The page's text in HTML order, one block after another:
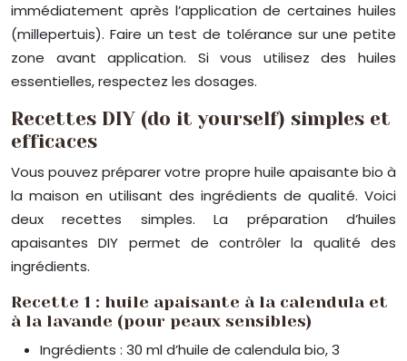
immédiatement après l’application de certaines huiles
(millepertuis). Faire un test de tolérance sur une petite
zone avant application. Si vous utilisez des huiles
essentielles, respectez les dosages.
Recettes DIY (do it yourself) simples et
efficaces
Vous pouvez préparer votre propre huile apaisante bio à
la maison en utilisant des ingrédients de qualité. Voici
deux recettes simples. La préparation d’huiles
apaisantes DIY permet de contrôler la qualité des
ingrédients.
Recette 1 : huile apaisante à la calendula et
à la lavande (pour peaux sensibles)
Ingrédients : 30 ml d’huile de calendula bio, 3